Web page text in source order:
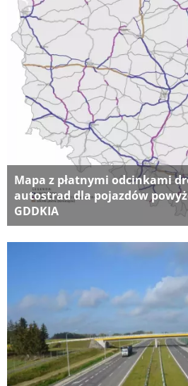
Mapa z płatnymi odcinkami
autostrad dla pojazdów
GDDKIA